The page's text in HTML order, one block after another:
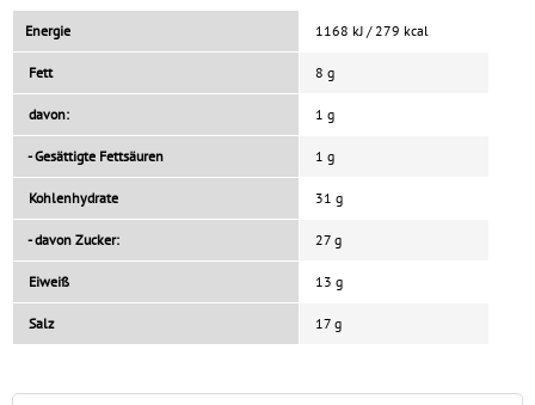
Energie 1168 kJ / 279 kcal
Fett 8 g
davon: 1 g
- Gesättigte Fettsäuren 1 g
Kohlenhydrate 31 g
- davon Zucker: 27 g
Eiweiß 13 g
Salz 17 g